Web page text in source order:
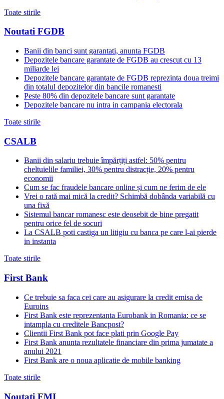
Toate stirile
Noutati FGDB
Banii din banci sunt garantati, anunta FGDB
Depozitele bancare garantate de FGDB au crescut cu 13
miliarde lei
Depozitele bancare garantate de FGDB reprezinta doua treimi
din totalul depozitelor din bancile romanesti
Peste 80% din depozitele bancare sunt garantate
Depozitele bancare nu intra in campania electorala
Toate stirile
CSALB
Banii din salariu trebuie împărțiți astfel: 50% pentru
cheltuielile familiei, 30% pentru distracție, 20% pentru
economii
Cum se fac fraudele bancare online și cum ne ferim de ele
Vrei o rată mai mică la credit? Schimbă dobânda variabilă cu
una fixă
Sistemul bancar romanesc este deosebit de bine pregatit
pentru orice fel de socuri
La CSALB poti castiga un litigiu cu banca pe care l-ai pierde
in instanta
Toate stirile
First Bank
Ce trebuie sa faca cei care au asigurare la credit emisa de
Euroins
First Bank este reprezentanta Eurobank in Romania: ce se
intampla cu creditele Bancpost?
Clientii First Bank pot face plati prin Google Pay
First Bank anunta rezultatele financiare din prima jumatate a
anului 2021
First Bank are o noua aplicatie de mobile banking
Toate stirile
Noutati FMI